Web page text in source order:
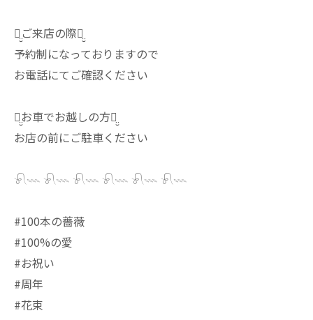
ꪔ̤̮ご来店の際ꪔ̤̮
予約制になっておりますので
お電話にてご確認ください
ꪔ̤̮お車でお越しの方ꪔ̤̮
お店の前にご駐車ください
𓍯𓇠 𓍯𓇠 𓍯𓇠 𓍯𓇠 𓍯𓇠 𓍯𓇠
#100本の薔薇
#100%の愛
#お祝い
#周年
#花束